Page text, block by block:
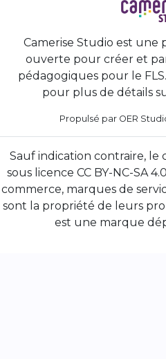
Camerise Studio est
ouverte pour créer et
pédagogiques pour le
pour plus de détails
Propulsé par OER
Sauf indication contraire, le
sous licence CC BY-NC-SA
commerce, marques de
sont la propriété de leurs
est une marque